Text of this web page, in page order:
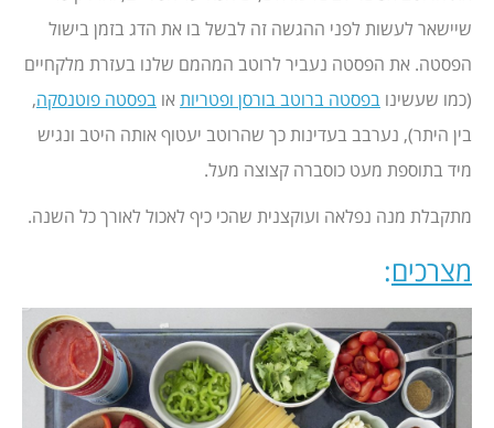
שיישאר לעשות לפני ההגשה זה לבשל בו את הדג בזמן בישול
הפסטה. את הפסטה נעביר לרוטב המהמם שלנו בעזרת מלקחיים
(כמו שעשינו בפסטה ברוטב בורסן ופטריות או בפסטה פוטנסקה,
בין היתר), נערבב בעדינות כך שהרוטב יעטוף אותה היטב ונגיש
מיד בתוספת מעט כוסברה קצוצה מעל.
מתקבלת מנה נפלאה ועוקצנית שהכי כיף לאכול לאורך כל השנה.
מצרכים: